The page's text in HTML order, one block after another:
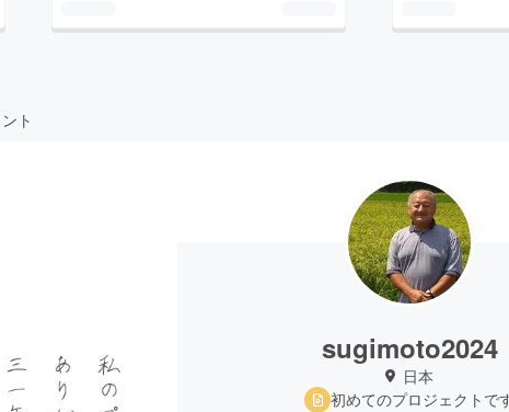
ト
sugimoto2024
日本
初めてのプロジェクトで